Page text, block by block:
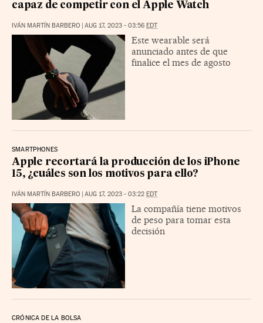
capaz de competir con el Apple Watch
IVÁN MARTÍN BARBERO AUG 17, 2023 - 03:56 EDT
Este wearable será
anunciado antes de que
finalice el mes de agosto
SMARTPHONES
Apple recortará la producción de los iPhone
15, ¿cuáles son los motivos para ello?
IVÁN MARTÍN BARBERO AUG 17, 2023 - 03:22 EDT
La compañía tiene motivos
de peso para tomar esta
decisión
CRÓNICA DE LA BOLSA